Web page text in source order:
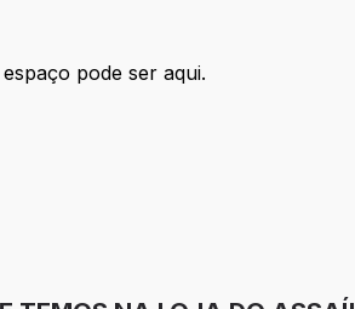
pode ser aqui.